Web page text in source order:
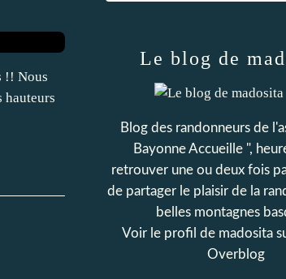
!! Nous
hauteurs
Le blog de
Blog des randonneurs de
Bayonne Accueille ",
retrouver une ou deux fois
de partager le plaisir de la
belles montagnes
Voir le profil de madosita
Overblog